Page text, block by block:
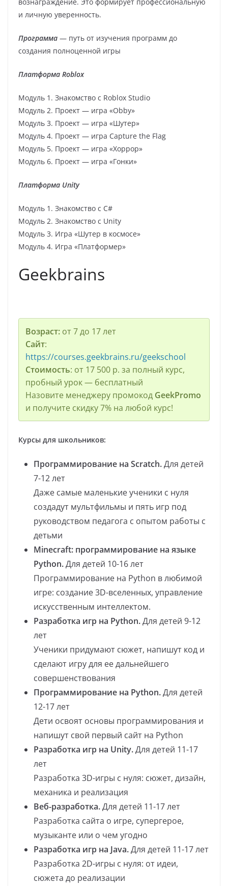
и личную уверенность.
Программа — путь от изучения программ до
создания полноценной игры
Платформа Roblox
Модуль 1. Знакомство с Roblox Studio
Модуль 2. Проект — игра «Obby»
Модуль 3. Проект — игра «Шутер»
Модуль 4. Проект — игра Capture the Flag
Модуль 5. Проект — игра «Хоррор»
Модуль 6. Проект — игра «Гонки»
Платформа Unity
Модуль 1. Знакомство с С#
Модуль 2. Знакомство с Unity
Модуль 3. Игра «Шутер в космосе»
Модуль 4. Игра «Платформер»
Geekbrains
Возраст:от 7 до 17 лет
Сайт:
https://courses.geekbrains.ru/geekschool
Стоимость: от 17 500 р. за полный курс,
пробный урок — бесплатный
Назовите менеджеру промокод GeekPromo
и получите скидку 7% на любой курс!
Курсы для школьников:
Программирование на Scratch.Для детей
7-12 лет
Даже самые маленькие ученики с нуля
создадут мультфильмы и пять игр под
руководством педагога с опытом работы с
детьми
Minecraft: программирование на языке
Python.Для детей 10-16 лет
Программирование на Python в любимой
игре: создание 3D-вселенных, управление
искусственным интеллектом.
Разработка игр на Python.Для детей 9-12
лет
Ученики придумают сюжет, напишут код и
сделают игру для ее дальнейшего
совершенствования
Программирование на Python.Для детей
12-17 лет
Дети освоят основы программирования и
напишут свой первый сайт на Python
Разработка игр на Unity.Для детей 11-17
лет
Разработка 3D-игры с нуля: сюжет, дизайн,
механика и реализация
Веб-разработка.Для детей 11-17 лет
Разработка сайта о игре, супергерое,
музыканте или о чем угодно
Разработка игр на Java.Для детей 11-17 лет
Разработка 2D-игры с нуля: от идеи,
сюжета до реализации